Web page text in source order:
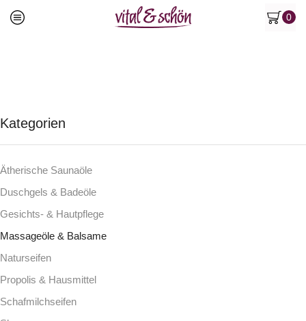
0
Kategorien
Ätherische Saunaöle
Duschgels & Badeöle
Gesichts- & Hautpflege
Massageöle & Balsame
Naturseifen
Propolis & Hausmittel
Schafmilchseifen